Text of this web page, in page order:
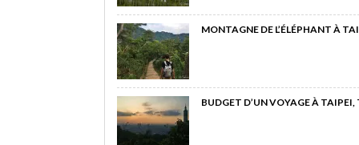
MONTAGNE DE L’ÉLÉPHANT À
BUDGET D’UN VOYAGE À